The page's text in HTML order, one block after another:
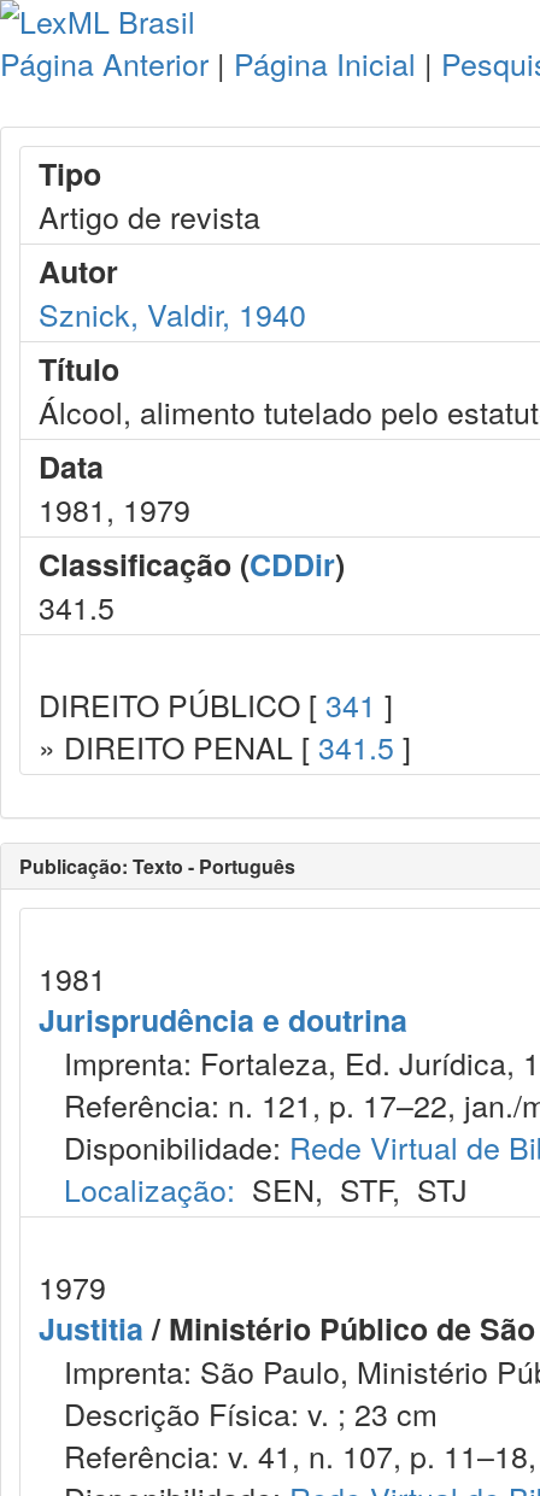
Página Anterior | Página Inicial |
Tipo
Artigo de revista
Autor
Sznick, Valdir, 1940
Título
Álcool, alimento tutelado pelo
Data
1981, 1979
Classificação (CDDir)
341.5
DIREITO PÚBLICO [ 341 ]
» DIREITO PENAL [ 341.5 ]
Publicação: Texto - Português
1981
Jurisprudência e doutrina
Imprenta: Fortaleza, Ed. Jurídica,
Referência: n. 121, p. 17–22, jan./
Disponibilidade: Rede Virtual de
Localização: SEN, STF, STJ
1979
Justitia/ Ministério Público de
Imprenta: São Paulo, Ministério
Descrição Física: v. ; 23 cm
Referência: v. 41, n. 107, p.